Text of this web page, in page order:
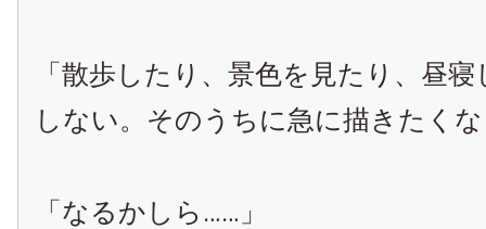
「散歩したり、景色を見たり、昼
しない。そのうちに急に描きたく
「なるかしら……」